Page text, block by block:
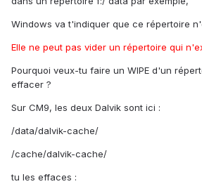
Windows va t'indiquer que ce répertoire
Elle ne peut pas vider un répertoire qui
Pourquoi veux-tu faire un WIPE d'un
effacer ?
Sur CM9, les deux Dalvik sont ici :
/data/dalvik-cache/
/cache/dalvik-cache/
tu les effaces :